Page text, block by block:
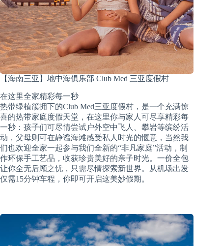
【海南三亚】地中海俱乐部 Club Med 三亚度假村
在这里全家精彩每一秒
热带绿植簇拥下的Club Med三亚度假村，是一个充满惊
喜的热带家庭度假天堂，在这里你与家人可尽享精彩每
一秒：孩子们可尽情尝试户外空中飞人、攀岩等缤纷活
动，父母则可在静谧海滩感受私人时光的惬意，当然我
们也欢迎全家一起参与我们全新的“非凡家庭”活动，制
作环保手工艺品，收获珍贵美好的亲子时光。一价全包
让你全无后顾之忧，只需尽情探索新世界。从机场出发
仅需15分钟车程，你即可开启这美妙假期。